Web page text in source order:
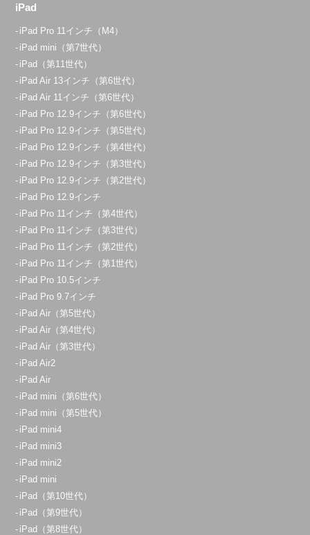
iPad
iPad Pro 11インチ（M4）
iPad mini（第7世代）
iPad（第11世代）
iPad Air 13インチ（第6世代）
iPad Air 11インチ（第6世代）
iPad Pro 12.9インチ（第6世代）
iPad Pro 12.9インチ（第5世代）
iPad Pro 12.9インチ（第4世代）
iPad Pro 12.9インチ（第3世代）
iPad Pro 12.9インチ（第2世代）
iPad Pro 12.9インチ
iPad Pro 11インチ（第4世代）
iPad Pro 11インチ（第3世代）
iPad Pro 11インチ（第2世代）
iPad Pro 11インチ（第1世代）
iPad Pro 10.5インチ
iPad Pro 9.7インチ
iPad Air（第5世代）
iPad Air（第4世代）
iPad Air（第3世代）
iPad Air2
iPad Air
iPad mini（第6世代）
iPad mini（第5世代）
iPad mini4
iPad mini3
iPad mini2
iPad mini
iPad（第10世代）
iPad（第9世代）
iPad（第8世代）